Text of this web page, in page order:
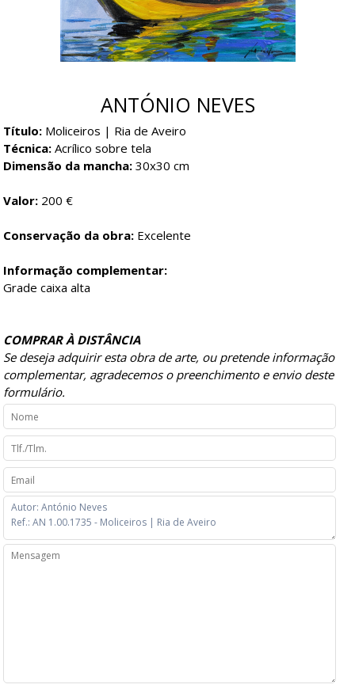
ANTÓNIO NEVES
Título: Moliceiros | Ria de Aveiro
Técnica:Acrílico sobre tela
Dimensão da mancha:30x30 cm
Valor: 200 €
Conservação da obra: Excelente
Informação complementar:
Grade caixa alta
COMPRAR À DISTÂNCIA
Se deseja adquirir esta obra de arte, ou pretende informação
complementar, agradecemos o preenchimento e envio deste
formulário.